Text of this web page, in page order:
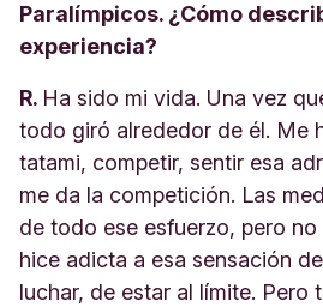
Paralímpicos. ¿Cómo
experiencia?
R. Ha sido mi vida. Una vez
todo giró alrededor de él. Me
tatami, competir, sentir esa
me da la competición. Las
de todo ese esfuerzo, pero
hice adicta a esa sensación
luchar, de estar al límite. Pero